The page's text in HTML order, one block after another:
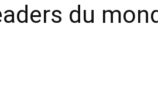
du